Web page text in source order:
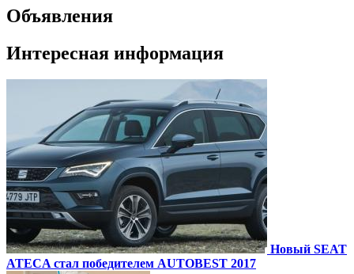
Объявления
Интересная информация
Новый SEAT
ATECA стал победителем AUTOBEST 2017